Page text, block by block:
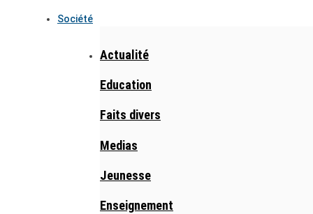
Société
Actualité
Education
Faits divers
Medias
Jeunesse
Enseignement